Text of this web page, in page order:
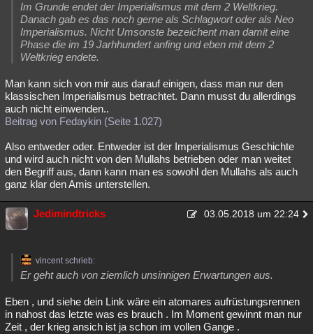
Im Grunde endet der Imperialismus mit dem 2 Weltkrieg.
Danach gab es das noch gerne als Schlagwort oder als Neo
Imperialismus. Nicht Umsonste bezeichent man damit eine
Phase die im 19 Jarhhundert anfing und eben mit dem 2
Weltkrieg endete.
Man kann sich von mir aus darauf einigen, dass man nur den
klassischen Imperialismus betrachtet. Dann musst du allerdings
auch nicht einwenden..
Beitrag von Fedaykin (Seite 1.027)
Also entweder oder. Entweder ist der Imperialismus Geschichte
und wird auch nicht von den Mullahs betrieben oder man weitet
den Begriff aus, dann kann man es sowohl den Mullahs als auch
ganz klar den Amis unterstellen.
Jedimindtricks 03.05.2018 um 22:24
vincent schrieb:
Er geht auch von ziemlich unsinnigen Erwartungen aus.
Eben , und siehe dein Link wäre ein atomares aufrüstungsrennen
in nahost das letzte was es brauch . Im Moment gewinnt man nur
Zeit , der krieg ansich ist ja schon im vollen Gange .